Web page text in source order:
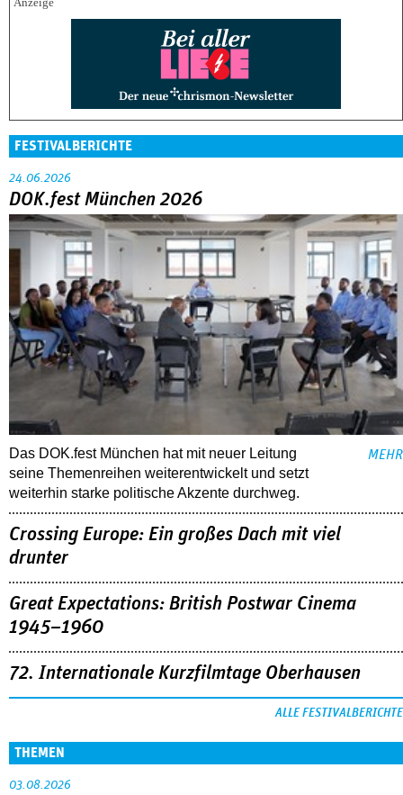
FESTIVALBERICHTE
24.06.2026
DOK.fest München 2026
Das DOK.fest München hat mit neuer Leitung
seine Themenreihen weiterentwickelt und setzt
weiterhin starke politische Akzente durchweg.
MEHR
Crossing Europe: Ein großes Dach mit viel
drunter
Great Expectations: British Postwar Cinema
1945–1960
72. Internationale Kurzfilmtage Oberhausen
ALLE FESTIVALBERICHTE
THEMEN
03.08.2026